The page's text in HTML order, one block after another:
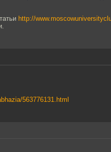
http://
563776131.html